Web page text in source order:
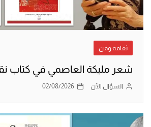
ثقافة وفن
شعر مليكة العاصمي في كتاب
السؤال الآن 02/08/2026